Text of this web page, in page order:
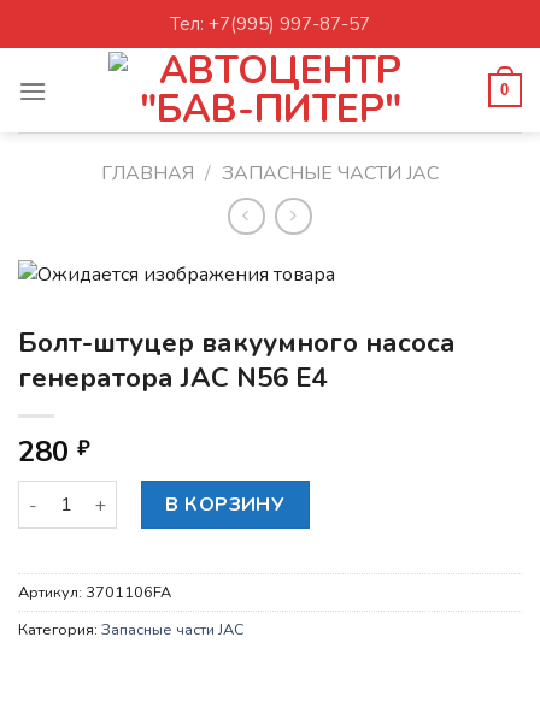
to
Тел: +7(995) 997-87-57
0
ГЛАВНАЯ / ЗАПАСНЫЕ ЧАСТИ JAC
Болт-штуцер вакуумного насоса
генератора JAC N56 E4
280 ₽
Количество товара Болт-штуцер вакуумного насоса
В КОРЗИНУ
Артикул: 3701106FA
Категория: Запасные части JAC